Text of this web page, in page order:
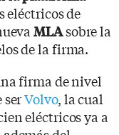
eléctricos de
MLAsobre la
de la firma.
firma de nivel
serVolvo, la cual
eléctricos ya a